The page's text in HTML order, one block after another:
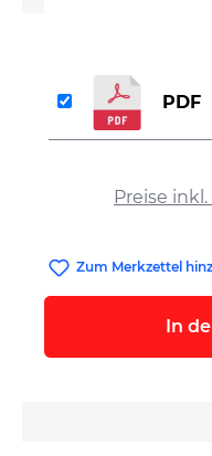
Preise
PDF
Zum Merkzettel
In